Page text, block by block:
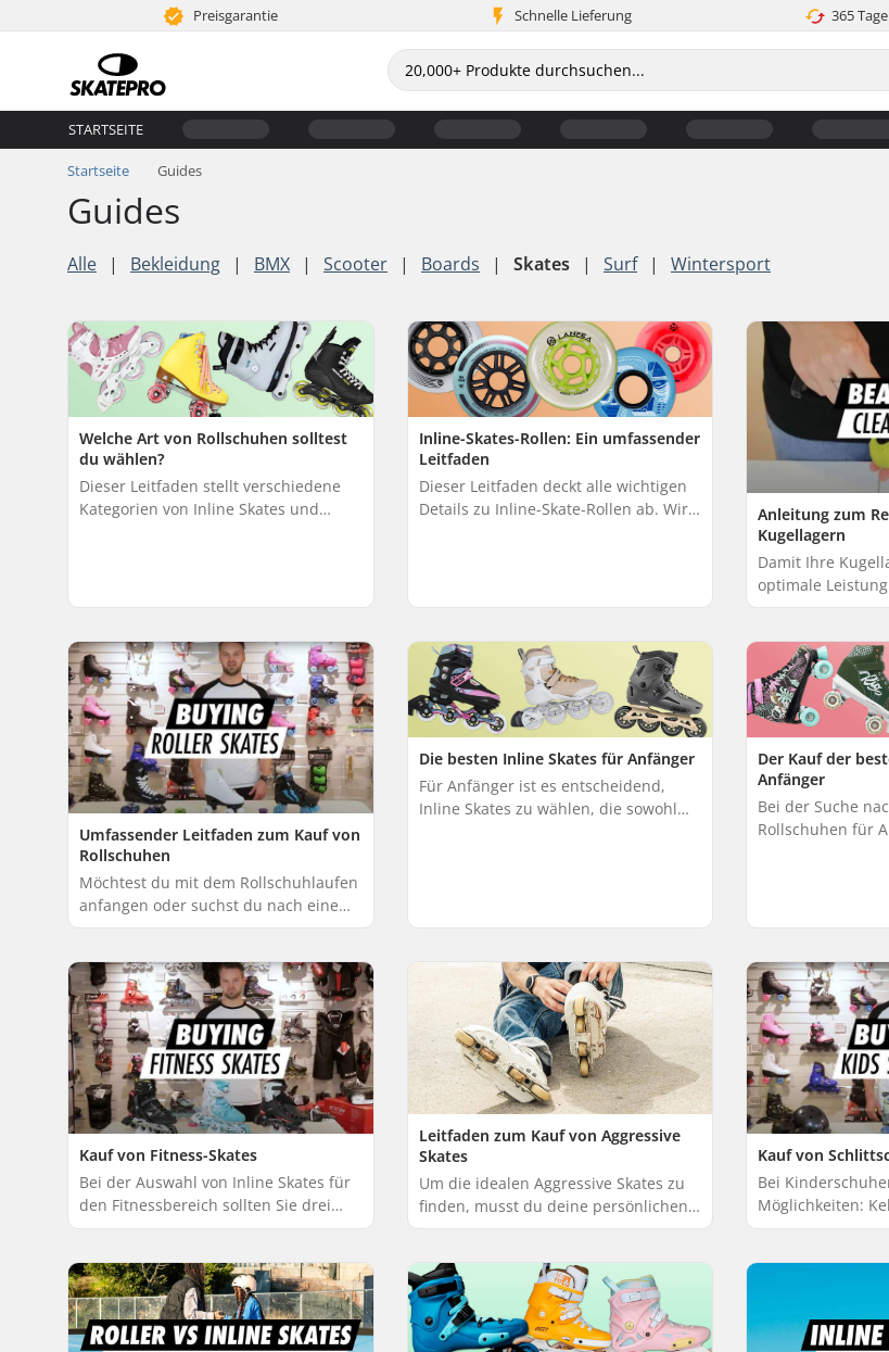
Preisgarantie Schnelle Lieferung 365
STARTSEITE
Startseite Guides
Guides
Alle | Bekleidung | BMX | Scooter | Boards | Skates | Surf | Wintersport
Welche Art von Rollschuhen solltest
du wählen?
Dieser Leitfaden stellt verschiedene
Kategorien von Inline Skates und
Inline-Skates-Rollen: Ein umfassender
Leitfaden
Dieser Leitfaden deckt alle wichtigen
Details zu Inline-Skate-Rollen ab. Wir
Anleitung zum
Kugellagern
Damit Ihre
optimale
Sie sie
Lebensdauer
Umfassender Leitfaden zum Kauf von
Rollschuhen
Möchtest du mit dem Rollschuhlaufen
anfangen oder suchst du nach einem
neuen Paar Rollschuhe? Dieser
die ideale...
Die besten Inline Skates für Anfänger
Für Anfänger ist es entscheidend,
Inline Skates zu wählen, die sowohl
Der Kauf der
Anfänger
Bei der Suche
Rollschuhen für
Kauf von Fitness-Skates
Bei der Auswahl von Inline Skates für
den Fitnessbereich sollten Sie drei
wichtige Aspekte beachten: Sie sollten
halbe...
Leitfaden zum Kauf von Aggressive
Skates
Um die idealen Aggressive Skates zu
finden, musst du deine persönlichen
Vorlieben kennen und wissen, was du
erreichen möc...
Kauf von
Bei
Möglichkeiten:
Viele dieser